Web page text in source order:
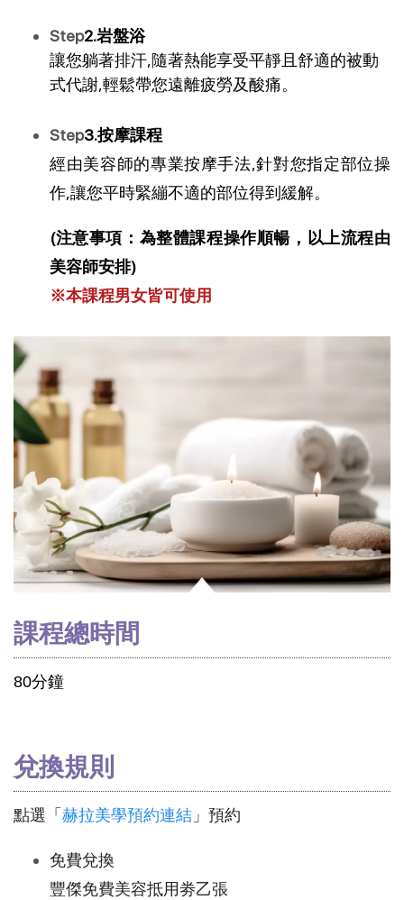
Step2.岩盤浴
讓您躺著排汗,隨著熱能享受平靜且舒適的被動
式代謝,輕鬆帶您遠離疲勞及酸痛。
Step3.按摩課程
經由美容師的專業按摩手法,針對您指定部位操
作,讓您平時緊繃不適的部位得到緩解。
(注意事項：為整體課程操作順暢，以上流程由
美容師安排)
※本課程男女皆可使用
課程總時間
80分鐘
兌換規則
點選「 赫拉美學預約連結 」預約
免費兌換
豐傑免費美容抵用劵乙張